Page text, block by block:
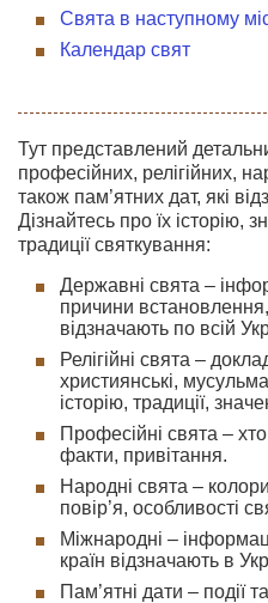
Свята в наступному
Календар свят
Тут представлений
професійних, релігійних,
також пам’ятних дат, які
Дізнайтесь про їх історію,
традиції святкування:
Державні свята –
причини встановлення,
відзначають по всій
Релігійні свята –
християнські,
історію, традиції,
Професійні свята – хто
факти, привітання.
Народні свята –
повір’я, особливості
Міжнародні –
країн відзначають в
Пам’ятні дати – події